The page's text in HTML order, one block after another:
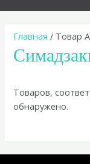
MENU
Главная / Товар
Товаров,
обнаружено.